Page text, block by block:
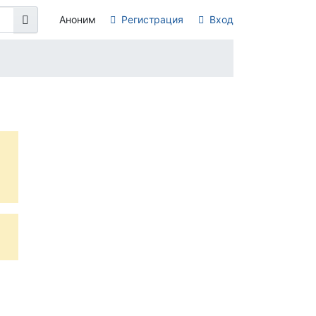
Аноним Регистрация Вход